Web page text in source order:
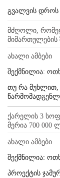
გვალვის დროს
მძღოლი,
ახალი ამბები
შექმნილია:
თუ რა მუხლით,
ქარელის 3
მერია 700 000
ახალი ამბები
შექმნილია:
პროექტის